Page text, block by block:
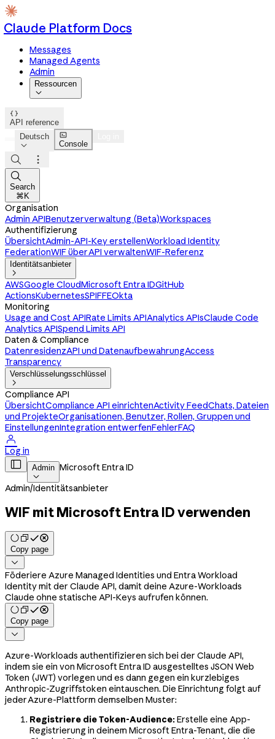
Claude Platform Docs
Messages
Managed Agents
Admin
Ressourcen


API reference
Deutsch


Console



Search
⌘K
Organisation
Admin APIBenutzerverwaltung (Beta)Workspaces
Authentifizierung
ÜbersichtAdmin-API-Key erstellenWorkload Identity
FederationWIF über API verwaltenWIF-Referenz
Identitätsanbieter

AWSGoogle CloudMicrosoft Entra IDGitHub
ActionsKubernetesSPIFFEOkta
Monitoring
Usage and Cost APIRate Limits APIAnalytics APIsClaude Code
Analytics APISpend Limits API
Daten & Compliance
DatenresidenzAPI und DatenaufbewahrungAccess
Transparency
Verschlüsselungsschlüssel

Compliance API
ÜbersichtCompliance API einrichtenActivity FeedChats, Dateien
und ProjekteOrganisationen, Benutzer, Rollen, Gruppen und
EinstellungenIntegration entwerfenFehlerFAQ

Log in
 Admin

Microsoft Entra ID
Admin/Identitätsanbieter
WIF mit Microsoft Entra ID verwenden
Copy page

Föderiere Azure Managed Identities und Entra Workload
Identity mit der Claude API, damit deine Azure-Workloads
Claude ohne statische API-Keys aufrufen können.
Copy page

Azure-Workloads authentifizieren sich bei der Claude API,
indem sie ein von Microsoft Entra ID ausgestelltes JSON Web
Token (JWT) vorlegen und es dann gegen ein kurzlebiges
Anthropic-Zugriffstoken eintauschen. Die Einrichtung folgt auf
jeder Azure-Plattform demselben Muster:
Registriere die Token-Audience:Erstelle eine App-
Registrierung in deinem Microsoft Entra-Tenant, die die